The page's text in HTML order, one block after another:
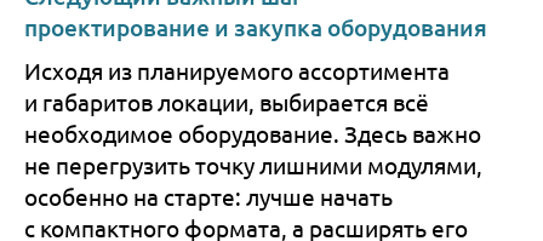
проектирование и закупка оборудования
Исходя из планируемого ассортимента
и габаритов локации, выбирается всё
необходимое оборудование. Здесь важно
не перегрузить точку лишними модулями,
особенно на старте: лучше начать
с компактного формата, а расширять его